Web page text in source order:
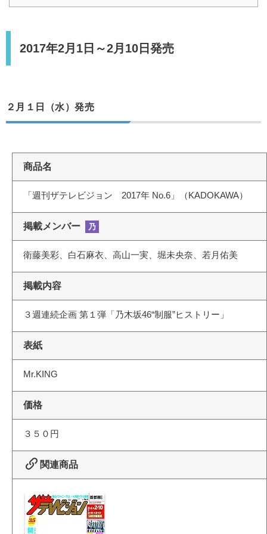
2017年2月1日～2月10日発売
２月１日（水）発売
商品名
「週刊ザテレビジョン 2017年 No.6」（KADOKAWA）
掲載メンバー 乃
衛藤美彩、白石麻衣、高山一実、堀未央奈、若月佑美
掲載内容
３週連続企画 第１弾「乃木坂46“制服”ヒストリー」
表紙
Mr.KING
価格
３５０円
関連商品